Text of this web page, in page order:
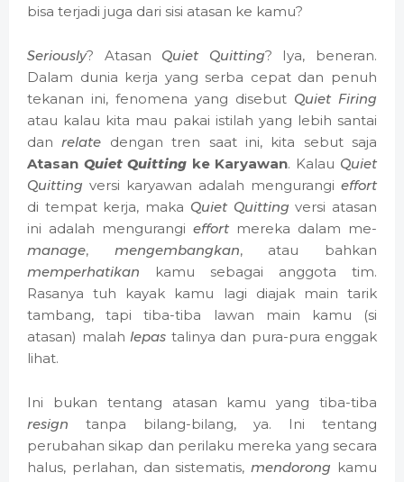
bisa terjadi juga dari sisi atasan ke kamu?
Seriously? Atasan Quiet Quitting? Iya, beneran.
Dalam dunia kerja yang serba cepat dan penuh
tekanan ini, fenomena yang disebut Quiet Firing
atau kalau kita mau pakai istilah yang lebih santai
danrelate dengan tren saat ini, kita sebut saja
Atasan Quiet Quittingke Karyawan. Kalau Quiet
Quitting versi karyawan adalah mengurangi effort
di tempat kerja, maka Quiet Quitting versi atasan
ini adalah mengurangi effort mereka dalam me-
manage, mengembangkan, atau bahkan
memperhatikan kamu sebagai anggota tim.
Rasanya tuh kayak kamu lagi diajak main tarik
tambang, tapi tiba-tiba lawan main kamu (si
atasan) malah lepas talinya dan pura-pura enggak
lihat.
Ini bukan tentang atasan kamu yang tiba-tiba
resign tanpa bilang-bilang, ya. Ini tentang
perubahan sikap dan perilaku mereka yang secara
halus, perlahan, dan sistematis,mendorong kamu